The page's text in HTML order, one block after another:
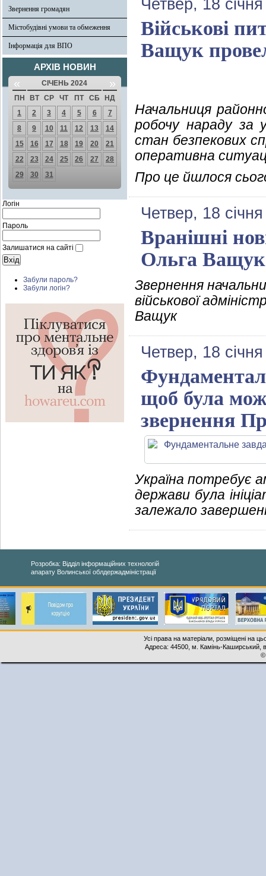
Звернення громадян
Містобудівні умови та обмеження
Інформація для ВПО
АРХІВ НОВИН
« СІЧЕНЬ 2024 »
ПН ВТ СР ЧТ ПТ СБ
НД
1
2 3 4 5 6
7
8
9 10 11 12 13
14
15
16 17 18 19 20
21
22
23 24 25 26 27
28
29
30 31
Логін
Пароль
Залишатися на сайті
Забули пароль?
Забули логін?
Четвер, 18
Військові
Ващук
Начальниця
робочу нараду за
стан безпекових
оперативна
Про це йшлося
Четвер, 18
Вранішні
Ольга Ващук
Звернення
військової
Ващук
Четвер, 18
щоб була
звернення
Україна потребує
держави була
залежало
Розробка: Відділ інформаційних технологій
апарату Волинської облдержадміністрації
Усі права на матеріали, розміщені на
Адреса: 44500, м. Камінь-Каширський,
©